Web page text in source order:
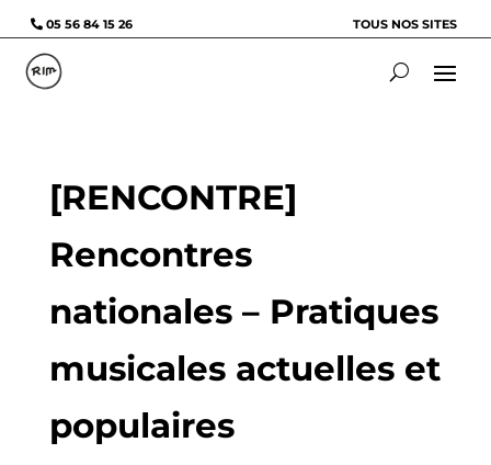
05 56 84 15 26 TOUS NOS SITES
[RENCONTRE]
Rencontres
nationales – Pratiques
musicales actuelles et
populaires